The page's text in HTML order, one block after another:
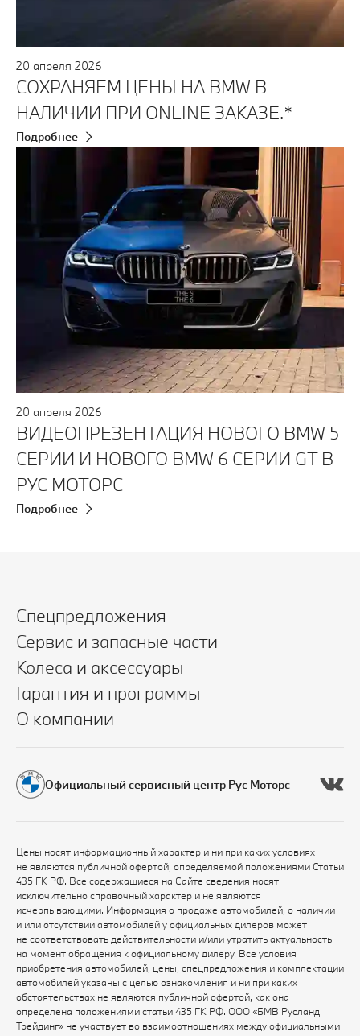
20 апреля 2026
СОХРАНЯЕМ ЦЕНЫ НА BMW В
НАЛИЧИИ ПРИ ONLINE ЗАКАЗЕ.*
Подробнее
20 апреля 2026
ВИДЕОПРЕЗЕНТАЦИЯ НОВОГО BMW 5
СЕРИИ И НОВОГО BMW 6 СЕРИИ GT В
РУС МОТОРС
Подробнее
Спецпредложения
Сервис и запасные части
Колеса и аксессуары
Гарантия и программы
О компании
Официальный сервисный центр Рус Моторс
Цены носят информационный характер и ни при каких условиях
не являются публичной офертой, определяемой положениями Статьи
435 ГК РФ. Все содержащиеся на Сайте сведения носят
исключительно справочный характер и не являются
исчерпывающими. Информация о продаже автомобилей, о наличии
и или отсутствии автомобилей у официальных дилеров может
не соответствовать действительности и/или утратить актуальность
на момент обращения к официальному дилеру. Все условия
приобретения автомобилей, цены, спецпредложения и комплектации
автомобилей указаны с целью ознакомления и ни при каких
обстоятельствах не являются публичной офертой, как она
определена положениями статьи 435 ГК РФ. ООО «БМВ Русланд
Трейдинг» не участвует во взаимоотношениях между официальными